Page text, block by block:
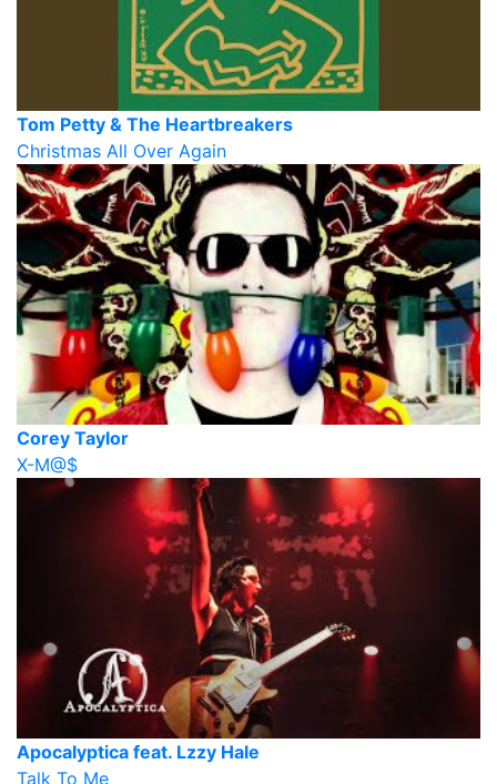
Tom Petty & The Heartbreakers
Christmas All Over Again
Corey Taylor
X-M@$
Apocalyptica feat. Lzzy Hale
Talk To Me